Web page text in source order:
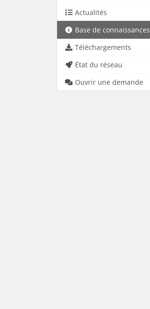
Actualités
Base de connaissances
Téléchargements
État du réseau
Ouvrir une demande